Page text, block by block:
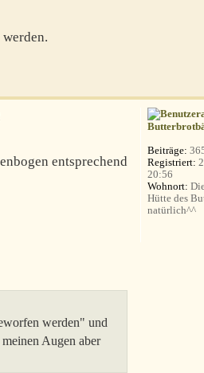
entsprechend
werden" und
Augen aber
Beiträge:
Registriert:
20:56
Wohnort:
Hütte des
natürlich^^